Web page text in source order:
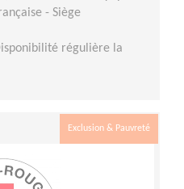
- Siège
régulière la
Exclusion & Pauvreté